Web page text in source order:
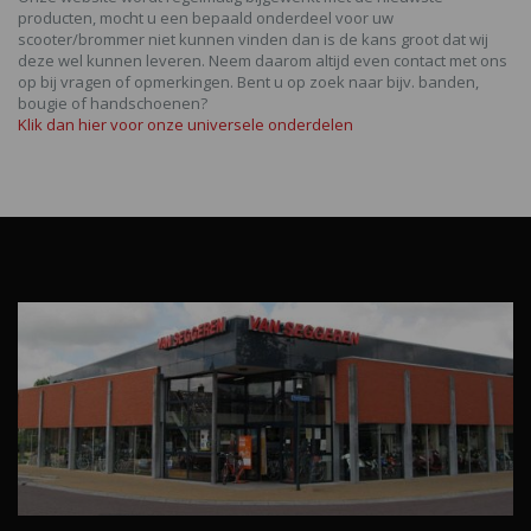
producten, mocht u een bepaald onderdeel voor uw
scooter/brommer niet kunnen vinden dan is de kans groot dat wij
deze wel kunnen leveren. Neem daarom altijd even contact met ons
op bij vragen of opmerkingen. Bent u op zoek naar bijv. banden,
bougie of handschoenen?
Klik dan hier voor onze universele onderdelen